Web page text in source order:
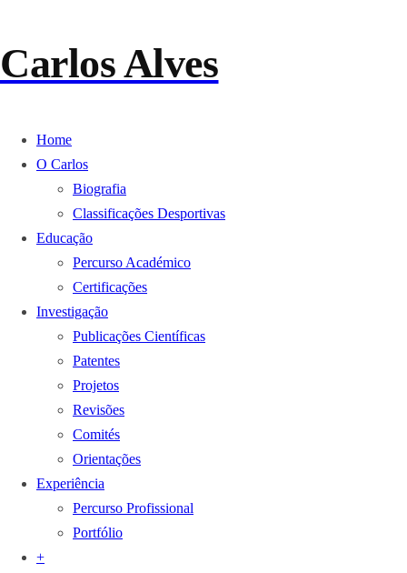
Carlos Alves
Home
O Carlos
Biografia
Classificações Desportivas
Educação
Percurso Académico
Certificações
Investigação
Publicações Científicas
Patentes
Projetos
Revisões
Comités
Orientações
Experiência
Percurso Profissional
Portfólio
+